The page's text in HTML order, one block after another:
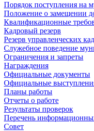
Порядок поступления на
Положение о замещении
Квалификационные
Кадровый резерв
Резерв управленческих
Служебное поведение
Ограничения и запреты
Награждения
Официальные документы
Официальные
Планы работы
Отчеты о работе
Результаты проверок
Перечень
Совет